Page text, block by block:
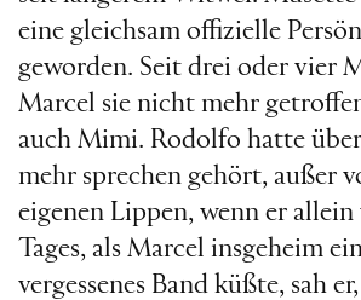
eine gleichsam offizielle
geworden. Seit drei oder vier
Marcel sie nicht mehr
auch Mimi. Rodolfo hatte
mehr sprechen gehört, außer
eigenen Lippen, wenn er allein
Tages, als Marcel insgeheim
vergessenes Band küßte, sah